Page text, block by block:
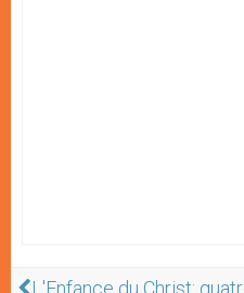
L'Enfance du Christ: